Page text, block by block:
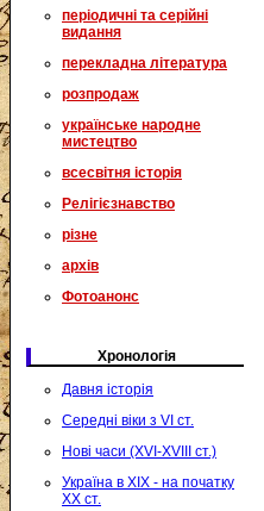
періодичні та серійні
видання
перекладна література
розпродаж
українське народне
мистецтво
всесвітня історія
Релігієзнавство
різне
архів
Фотоанонс
Хронологія
Давня історія
Середні віки з VI ст.
Нові часи (XVI-XVIII ст.)
Україна в XIX - на початку
XX ст.